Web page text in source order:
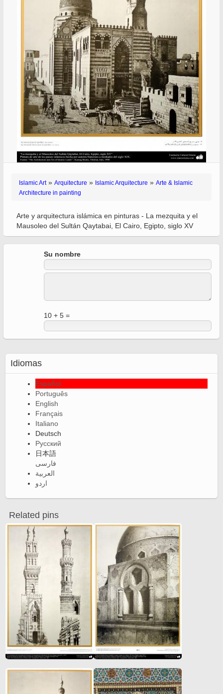
Islamic Art» Arquitecture » Islamic Arquitecture » Arte & Islamic
Architecture in painting
Arte y arquitectura islámica en pinturas - La mezquita y el
Mausoleo del Sultán Qaytabai, El Cairo, Egipto, siglo XV
Su nombre
10 + 5 =
Idiomas
Español
Português
English
Français
Italiano
Deutsch
Русский
日本語
فارسی
العربية
اردو
Related pins